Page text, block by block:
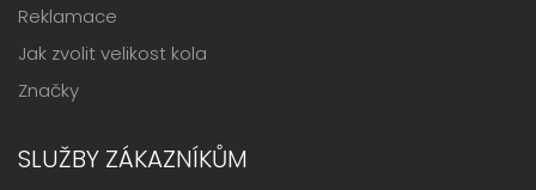
Reklamace
Jak zvolit velikost kola
Značky
SLUŽBY ZÁKAZNÍKŮM